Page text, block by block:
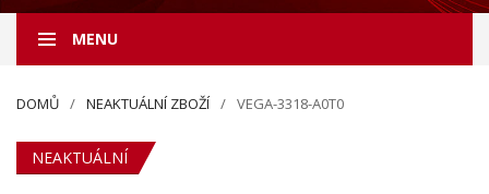
MENU
DOMŮ NEAKTUÁLNÍ ZBOŽÍ VEGA-3318-A0T0
NEAKTUÁLNÍ